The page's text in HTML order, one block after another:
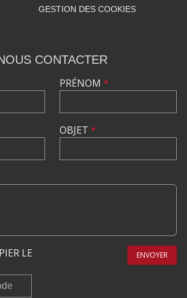
GESTION DES COOKIES
CONTACTER
PRÉNOM *
OBJET *
LE
ENVOYER